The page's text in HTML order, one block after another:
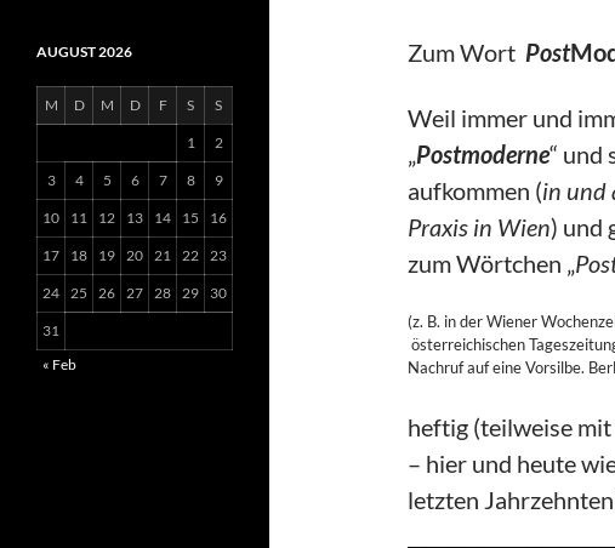
Zum Wort Post
Weil immer und
„Postmoderne“ und
aufkommen (in und
Praxis in Wien) und
zum Wörtchen „
(z. B. in der Wiener
österreichischen
Nachruf auf eine Vorsilbe.
heftig (teilweise
– hier und heute
letzten
AUGUST 2026
M D M D F S S
1 2
3 4 5 6 7 8 9
10 11 12 13 14 15 16
17 18 19 20 21 22 23
24 25 26 27 28 29 30
31
« Feb